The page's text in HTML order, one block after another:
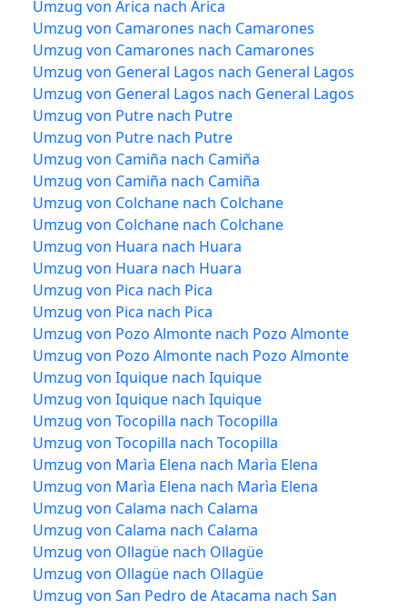
Umzug von Arica nach Arica
Umzug von Camarones nach Camarones
Umzug von Camarones nach Camarones
Umzug von General Lagos nach General Lagos
Umzug von General Lagos nach General Lagos
Umzug von Putre nach Putre
Umzug von Putre nach Putre
Umzug von Camiña nach Camiña
Umzug von Camiña nach Camiña
Umzug von Colchane nach Colchane
Umzug von Colchane nach Colchane
Umzug von Huara nach Huara
Umzug von Huara nach Huara
Umzug von Pica nach Pica
Umzug von Pica nach Pica
Umzug von Pozo Almonte nach Pozo Almonte
Umzug von Pozo Almonte nach Pozo Almonte
Umzug von Iquique nach Iquique
Umzug von Iquique nach Iquique
Umzug von Tocopilla nach Tocopilla
Umzug von Tocopilla nach Tocopilla
Umzug von Marìa Elena nach Marìa Elena
Umzug von Marìa Elena nach Marìa Elena
Umzug von Calama nach Calama
Umzug von Calama nach Calama
Umzug von Ollagüe nach Ollagüe
Umzug von Ollagüe nach Ollagüe
Umzug von San Pedro de Atacama nach San